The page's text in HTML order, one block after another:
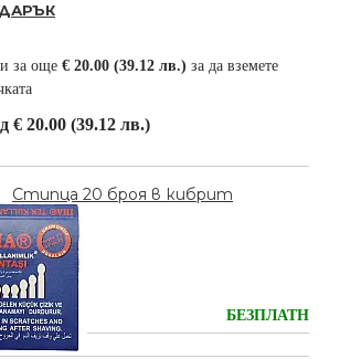
за още € 20.00 (39.12 лв.) за да вземете
€ 20.00 (39.12 лв.)
Стипца 20 броя в кибрит
БЕЗПЛАТНО